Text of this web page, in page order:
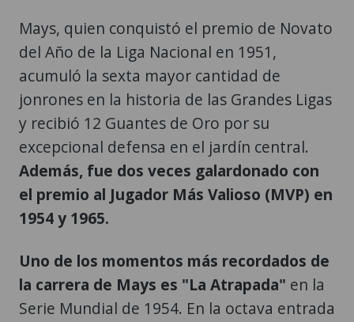
Mays, quien conquistó el premio de Novato
del Año de la Liga Nacional en 1951,
acumuló la sexta mayor cantidad de
jonrones en la historia de las Grandes Ligas
y recibió 12 Guantes de Oro por su
excepcional defensa en el jardín central.
Además, fue dos veces galardonado con
el premio al Jugador Más Valioso (MVP) en
1954 y 1965.
Uno de los momentos más recordados de
la carrera de Mays es "La Atrapada" en la
Serie Mundial de 1954. En la octava entrada